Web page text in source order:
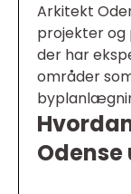
Arkitekt
projekter og
der har
områder